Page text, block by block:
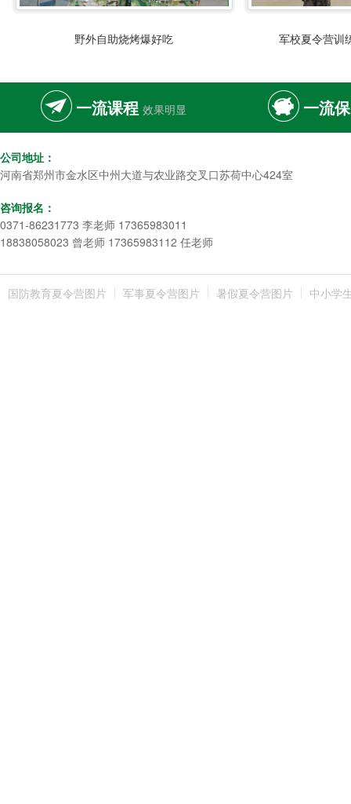
野外自助烧烤爆好吃 军校夏令营训
一流课程 效果明显 一流
公司地址：
河南省郑州市金水区中州大道与农业路交叉口苏荷中心424室
咨询报名：
0371-86231773 李老师 17365983011
18838058023 曾老师 17365983112 任老师
国防教育夏令营图片 军事夏令营图片 暑假夏令营图片 中小学